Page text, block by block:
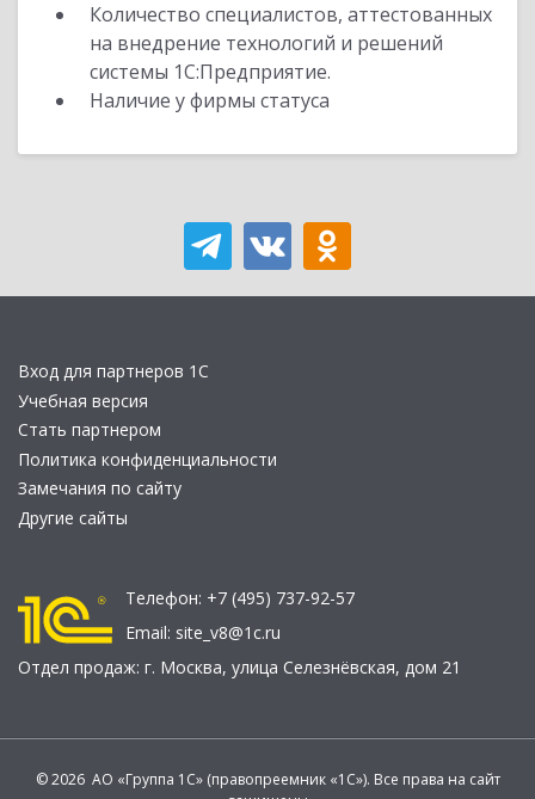
Количество специалистов, аттестованных
на внедрение технологий и решений
системы 1С:Предприятие.
Наличие у фирмы статуса
Вход для партнеров 1С
Учебная версия
Стать партнером
Политика конфиденциальности
Замечания по сайту
Другие сайты
Телефон: +7 (495) 737-92-57
Email: site_v8@1c.ru
Отдел продаж: г. Москва, улица Селезнёвская, дом 21
© 2026 АО «Группа 1С» (правопреемник «1С»). Все права на сайт